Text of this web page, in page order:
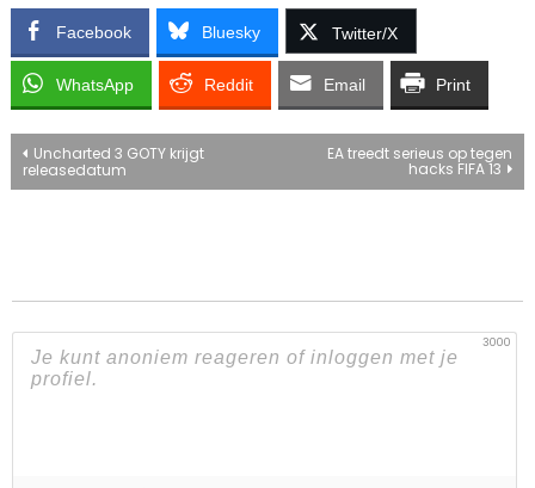
Facebook Bluesky Twitter/X
WhatsApp Reddit Email Print
Bericht
Uncharted 3 GOTY krijgt
releasedatum
EA treedt serieus op tegen
hacks FIFA 13
3000